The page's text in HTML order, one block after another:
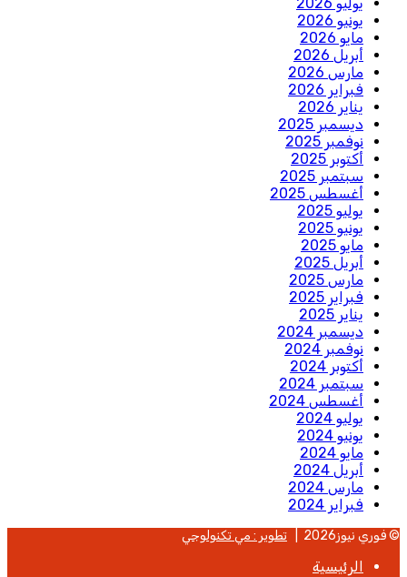
يونيو 2026
مايو 2026
أبريل 2026
مارس 2026
فبراير 2026
يناير 2026
ديسمبر 2025
نوفمبر 2025
أكتوبر 2025
سبتمبر 2025
أغسطس 2025
يوليو 2025
يونيو 2025
مايو 2025
أبريل 2025
مارس 2025
فبراير 2025
يناير 2025
ديسمبر 2024
نوفمبر 2024
أكتوبر 2024
سبتمبر 2024
أغسطس 2024
يوليو 2024
يونيو 2024
مايو 2024
أبريل 2024
مارس 2024
فبراير 2024
© فوري نيوز2026 | تطوير : مي تكنولوجي
الرئيسية